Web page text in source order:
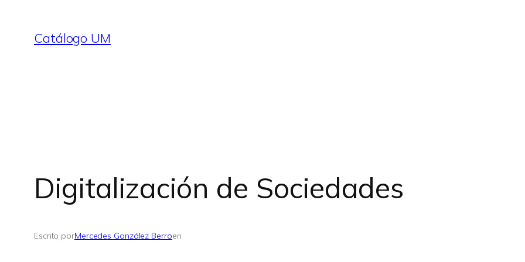
contenido
Catálogo UM
Digitalización de Sociedades
Escrito porMercedes González Berroen